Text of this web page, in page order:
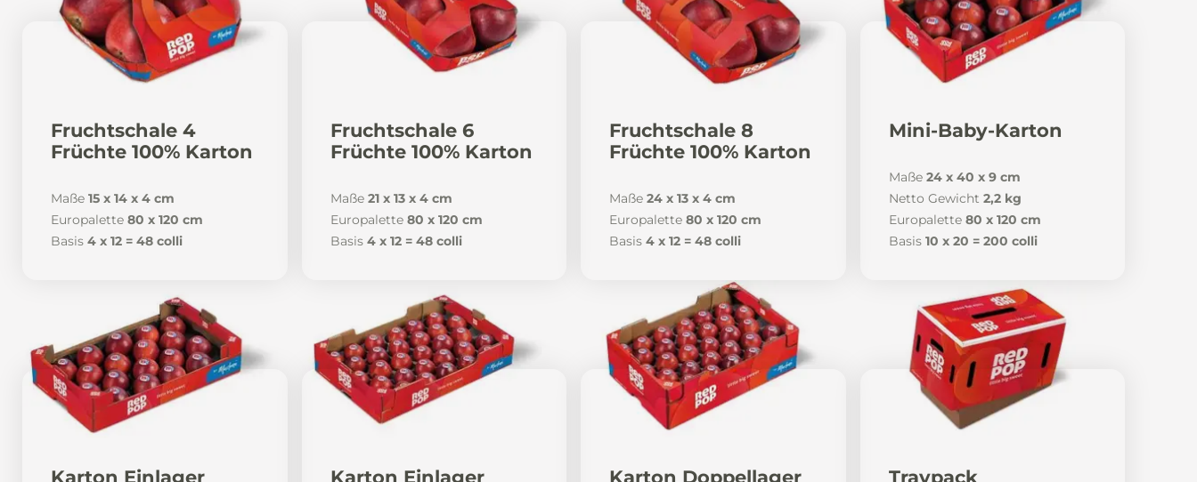
Fruchtschale 4
Früchte 100% Karton
Maße 15 x 14 x 4 cm
Europalette 80 x 120 cm
Basis 4 x 12 = 48 colli
Fruchtschale 6
Früchte 100% Karton
Maße 21 x 13 x 4 cm
Europalette 80 x 120 cm
Basis 4 x 12 = 48 colli
Fruchtschale 8
Früchte 100% Karton
Maße 24 x 13 x 4 cm
Europalette 80 x 120 cm
Basis 4 x 12 = 48 colli
Mini-Baby-Karton
Maße 24 x 40 x 9 cm
Netto Gewicht 2,2 kg
Europalette 80 x 120 cm
Basis 10 x 20 = 200 colli
Karton Einlager Karton Einlager Karton Doppellager Traypack